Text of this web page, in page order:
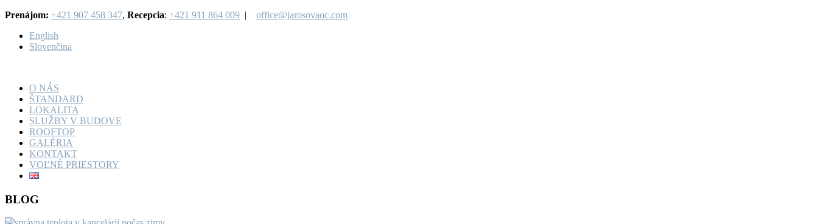
Prenájom: +421 907 458 347, Recepcia: +421 911 864 009 | office@jarosovaoc.com
English
Slovenčina
O NÁS
ŠTANDARD
LOKALITA
SLUŽBY V BUDOVE
ROOFTOP
GALÉRIA
KONTAKT
VOĽNÉ PRIESTORY
BLOG